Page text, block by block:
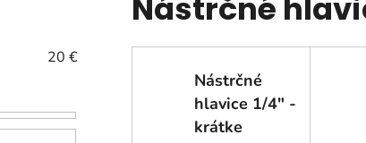
20 €
Nástrčné
Nástrčné
hlavice 1/4" -
krátke